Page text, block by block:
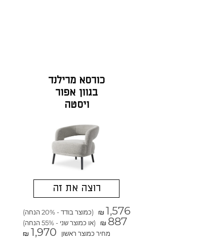
כורסא מרילנד
בגוון אפור
ויסטה
רוצה את זה
₪ 1,576 (כמוצר בודד - 20% הנחה)
₪ 887
(או כמוצר שני - 55% הנחה)
מחיר כמוצר ראשון
₪ 1,970